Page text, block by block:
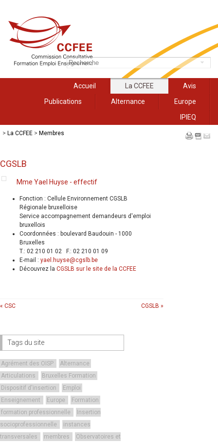
Accueil La CCFEE
Avis
Publications
Alternance
Europe
IPIEQ
> La CCFEE > Membres
CGSLB
Mme Yael Huyse - effectif
Fonction : Cellule Environnement CGSLB
Régionale bruxelloise
Service accompagnement demandeurs d'emploi
bruxellois
Coordonnées : boulevard Baudouin - 1000
Bruxelles
T.: 02 210 01 02 F.: 02 210 01 09
E-mail : yael.huyse@cgslb.be
Découvrez la CGSLB sur le site de la CCFEE
« CSC CGSLB »
Tags du site
Agrément des OISP
Alternance
Articulations
Bruxelles Formation
Dispositif d'insertion
Emploi
Enseignement
Europe
Formation
formation professionnelle
Insertion
socioprofessionnelle
instances
transversales
membres
Observatoires et